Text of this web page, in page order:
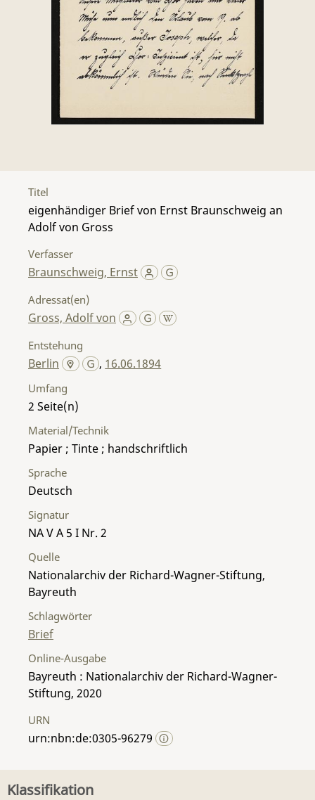
Titel
eigenhändiger Brief von Ernst Braunschweig an
Adolf von Gross
Verfasser
Braunschweig, Ernst
Adressat(en)
Gross, Adolf von
Entstehung
Berlin , 16.06.1894
Umfang
2
Material/Technik
Papier ; Tinte ; handschriftlich
Sprache
Deutsch
Signatur
NA V A 5 I Nr. 2
Quelle
Nationalarchiv der Richard-Wagner-Stiftung,
Bayreuth
Schlagwörter
Brief
Online-Ausgabe
Bayreuth : Nationalarchiv der Richard-Wagner-
Stiftung, 2020
URN
urn:nbn:de:0305-96279
Klassifikation